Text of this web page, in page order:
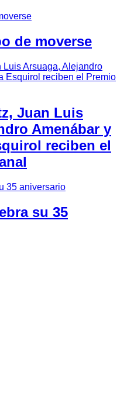
de moverse
Juan Luis
Amenábar y
reciben el
su 35